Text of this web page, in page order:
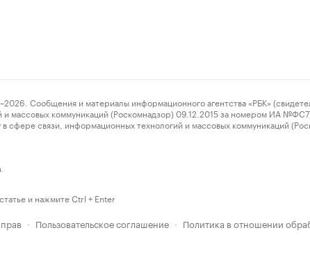
и материалы информационного агентства «РБК»
массовых коммуникаций (Роскомнадзор) 09.12.2015 за номером ИА
сфере связи, информационных технологий и массовых коммуникаций
и нажмите Ctrl + Enter
· Пользовательское соглашение · Политика в отношении